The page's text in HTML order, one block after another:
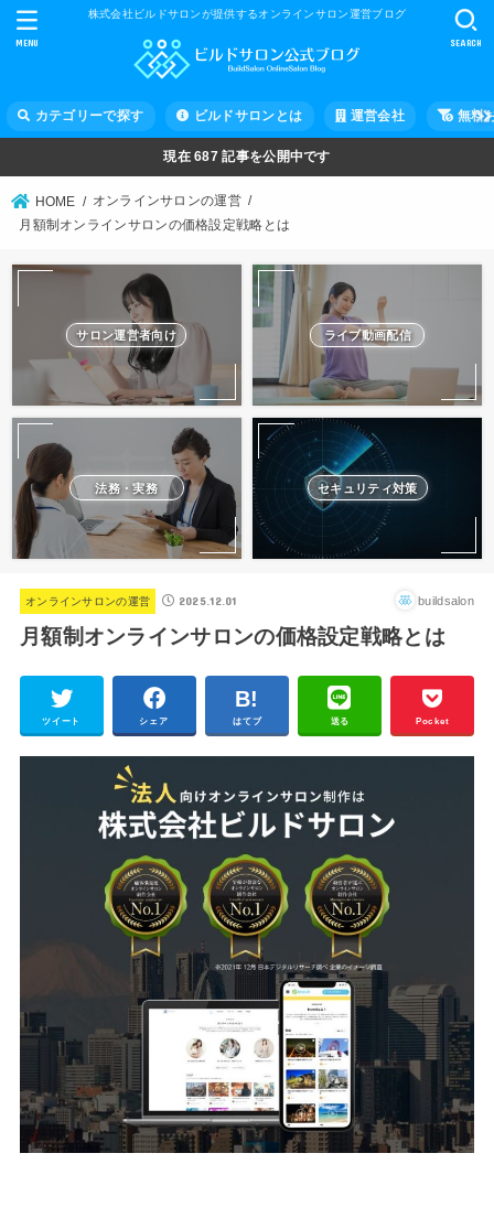
株式会社ビルドサロンが提供するオンラインサロン運営ブログ
カテゴリーで探す ビルドサロンとは 運営会社 無料
SEARCH
MENU
現在687 記事を公開中です
HOME
オンラインサロンの運営
月額制オンラインサロンの価格設定戦略とは
サロン運営者向け ライブ動画配信
法務・実務 セキュリティ対策
オンラインサロンの運営 2025.12.01 buildsalon
月額制オンラインサロンの価格設定戦略とは
ツイート シェア はてブ 送る Pocket